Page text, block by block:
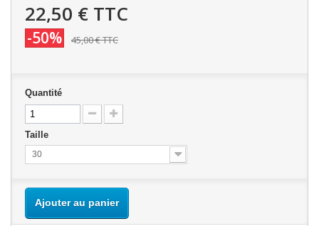
22,50 € TTC
-50% 45,00 €TTC
Quantité
Taille
30
Ajouter au panier